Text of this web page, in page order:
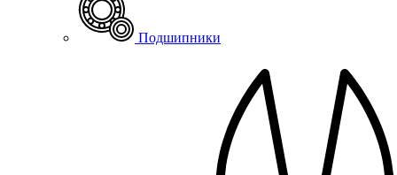
Подшипники